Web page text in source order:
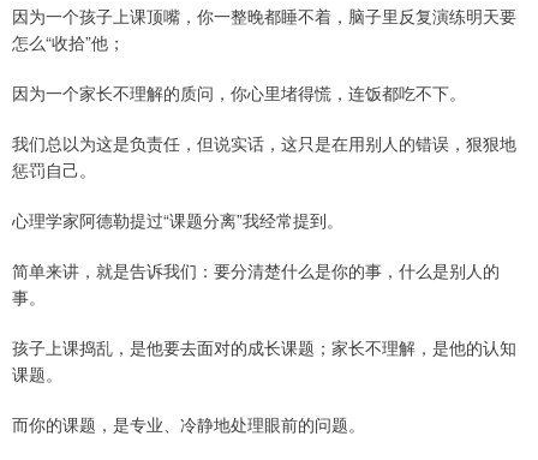
因为一个孩子上课顶嘴，你一整晚都睡不着，脑子里反复演练明天要
怎么“收拾”他；
因为一个家长不理解的质问，你心里堵得慌，连饭都吃不下。
我们总以为这是负责任，但说实话，这只是在用别人的错误，狠狠地
惩罚自己。
心理学家阿德勒提过“课题分离”我经常提到。
简单来讲，就是告诉我们：要分清楚什么是你的事，什么是别人的
事。
孩子上课捣乱，是他要去面对的成长课题；家长不理解，是他的认知
课题。
而你的课题，是专业、冷静地处理眼前的问题。